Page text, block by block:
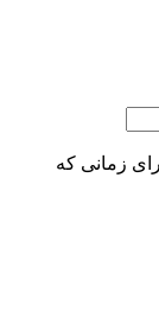
زمانی که